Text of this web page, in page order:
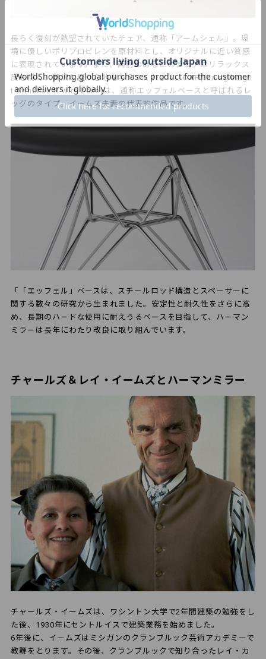
長らく復刻が熱望されていたチェア、通称「アームシェル」。環
境に優しいポリプロピレンを原材料とし、オリジナルに近い質感
に表現されています。また、両肘のあるこのチェアはリラックス
度も高く、贅沢な座り心地を与えてくれます。DAR(Dining heigh
t Armchair R-wire base)は、通称エッフェルベースと呼ばれるレ
ッグのタイプ。イームズ夫妻の代表的作品です。
「「エッフェル」ベースは、スチールロッド構造とスペーサーに
関する数々の研究から生まれました。安定性と耐久性をさらに高
め、長期のハードな使用に耐えうるベースを目指して、ハーマン
ミラーは長年にわたり改良に取り組んでいます。
チャールズ＆レイ・イームズとハーマンミラー
チャールズ・イームズは、ワシントン大学で2年間建築の勉強をし
た後、1930年にセントルイスで建築業務を始めました。
6年後に、イームズはミシガンのクランブルック芸術アカデミーで
教鞭をとります。その後、クランブルックで知り合ったレイ・カ